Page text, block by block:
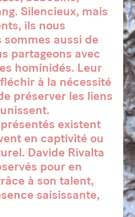
Silencieux, mais
ils nous
aussi de
partageons avec
hominidés. Leur
à la nécessité
préserver les liens
existent
en captivité ou
Davide Rivalta
pour en
à son talent,
saisissante,